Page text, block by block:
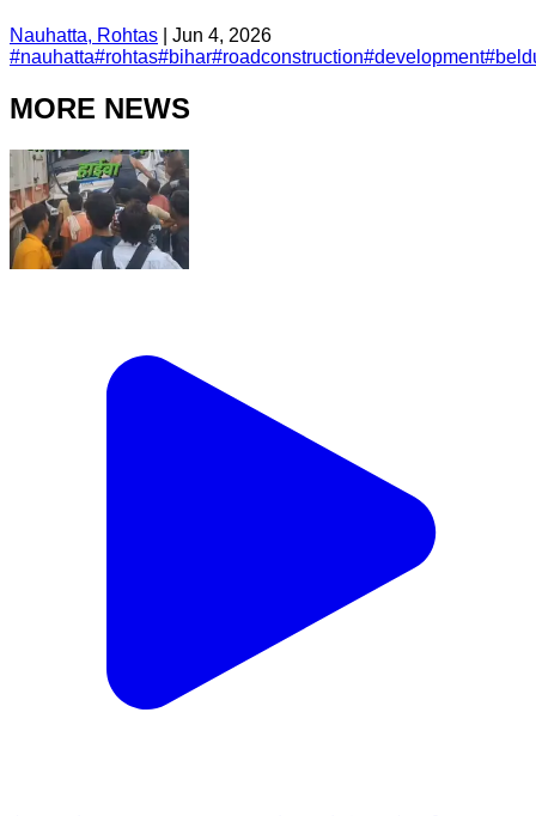
Nauhatta, Rohtas
Jun 4, 2026
#nauhatta#rohtas#bihar#roadconstruction#development#
MORE NEWS